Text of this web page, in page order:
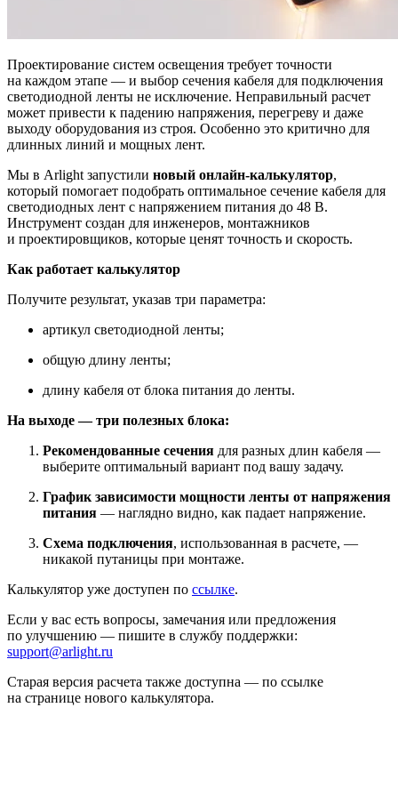
Проектирование систем освещения требует точности
на каждом этапе — и выбор сечения кабеля для подключения
светодиодной ленты не исключение. Неправильный расчет
может привести к падению напряжения, перегреву и даже
выходу оборудования из строя. Особенно это критично для
длинных линий и мощных лент.
Мы в Arlight запустили новый онлайн-калькулятор,
который помогает подобрать оптимальное сечение кабеля для
светодиодных лент с напряжением питания до 48 В.
Инструмент создан для инженеров, монтажников
и проектировщиков, которые ценят точность и скорость.
Как работает калькулятор
Получите результат, указав три параметра:
артикул светодиодной ленты;
общую длину ленты;
длину кабеля от блока питания до ленты.
На выходе — три полезных блока:
Рекомендованные сечения для разных длин кабеля —
выберите оптимальный вариант под вашу задачу.
График зависимости мощности ленты от напряжения
питания — наглядно видно, как падает напряжение.
Схема подключения, использованная в расчете, —
никакой путаницы при монтаже.
Калькулятор уже доступен по ссылке.
Если у вас есть вопросы, замечания или предложения
по улучшению — пишите в службу поддержки:
support@arlight.ru
Старая версия расчета также доступна — по ссылке
на странице нового калькулятора.